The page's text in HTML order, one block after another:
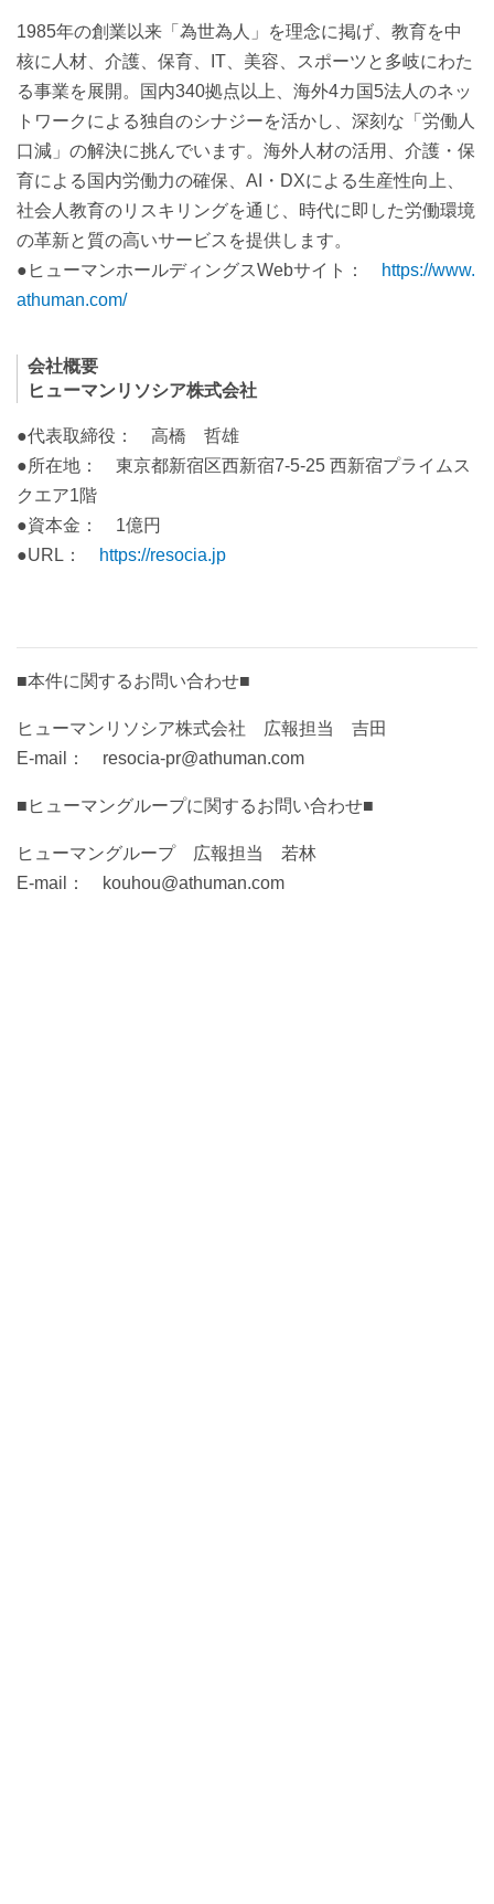
1985年の創業以来「為世為人」を理念に掲げ、教育を中
核に人材、介護、保育、IT、美容、スポーツと多岐にわた
る事業を展開。国内340拠点以上、海外4カ国5法人のネッ
トワークによる独自のシナジーを活かし、深刻な「労働人
口減」の解決に挑んでいます。海外人材の活用、介護・保
育による国内労働力の確保、AI・DXによる生産性向上、
社会人教育のリスキリングを通じ、時代に即した労働環境
の革新と質の高いサービスを提供します。
●ヒューマンホールディングスWebサイト：
https://www.
athuman.com/
会社概要
ヒューマンリソシア株式会社
●代表取締役： 高橋 哲雄
●所在地： 東京都新宿区西新宿7-5-25 西新宿プライムス
クエア1階
●資本金： 1億円
●URL：
https://resocia.jp
■本件に関するお問い合わせ■
ヒューマンリソシア株式会社 広報担当 吉田
E-mail： resocia-pr@athuman.com
■ヒューマングループに関するお問い合わせ■
ヒューマングループ 広報担当 若林
E-mail： kouhou@athuman.com